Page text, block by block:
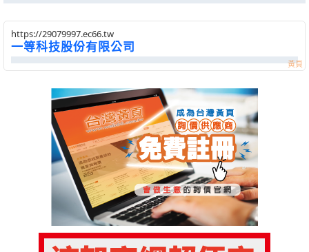
https://29079997.ec66.tw
一等科技股份有限公司